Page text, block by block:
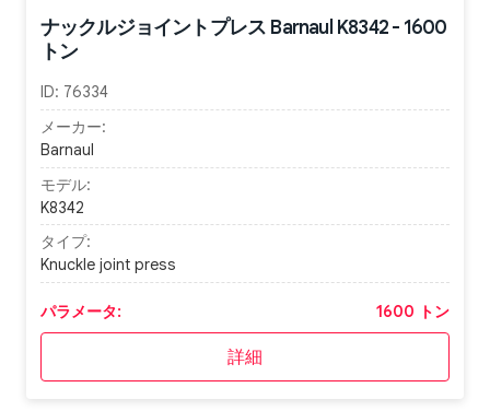
ナックルジョイントプレス Barnaul K8342 - 1600
トン
ID: 76334
メーカー:
Barnaul
モデル:
K8342
タイプ:
Knuckle joint press
パラメータ: 1600 トン
詳細